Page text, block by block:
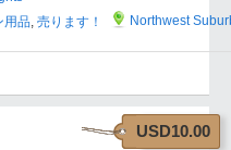
用品,売ります！ Northwest
USD10.00